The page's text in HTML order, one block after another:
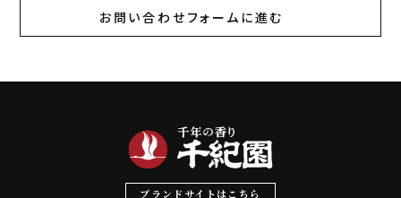
お問い合わせフォームに進む
ブランドサイトはこちら